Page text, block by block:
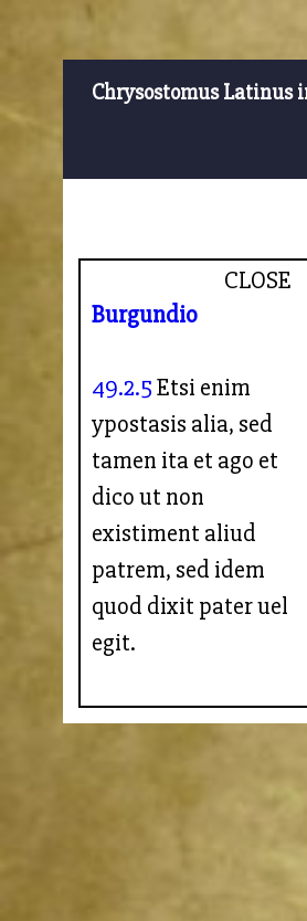
Chrysostomus Latinus
CLOSE
Burgundio
49.2.5Etsi enim
ypostasis alia, sed
tamen ita et ago et
dico ut non
existiment aliud
patrem, sed idem
quod dixit pater uel
egit.